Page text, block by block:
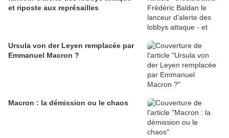
et riposte aux représailles
Ursula von der Leyen remplacée par
Emmanuel Macron ?
Macron : la démission ou le chaos